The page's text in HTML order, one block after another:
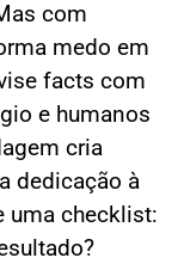
com
medo em
facts com
e humanos
cria
dedicação à
uma checklist: